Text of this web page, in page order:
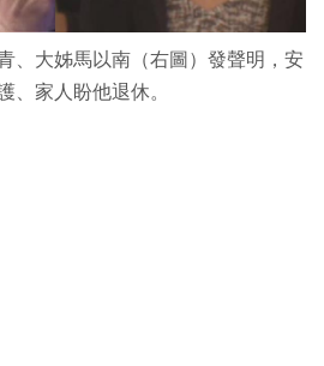
、大姊馬以南（右圖）發聲明，安
、家人盼他退休。